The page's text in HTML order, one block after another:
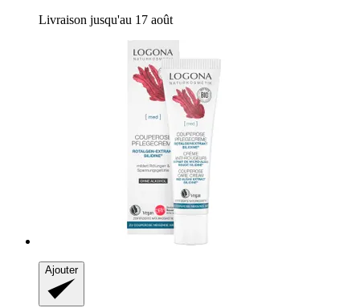
Livraison jusqu'au 17 août
Ajouter